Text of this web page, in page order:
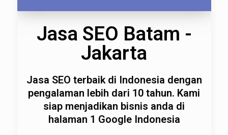
Jasa SEO Batam -
Jakarta
Jasa SEO terbaik di Indonesia dengan
pengalaman lebih dari 10 tahun. Kami
siap menjadikan bisnis anda di
halaman 1 Google Indonesia